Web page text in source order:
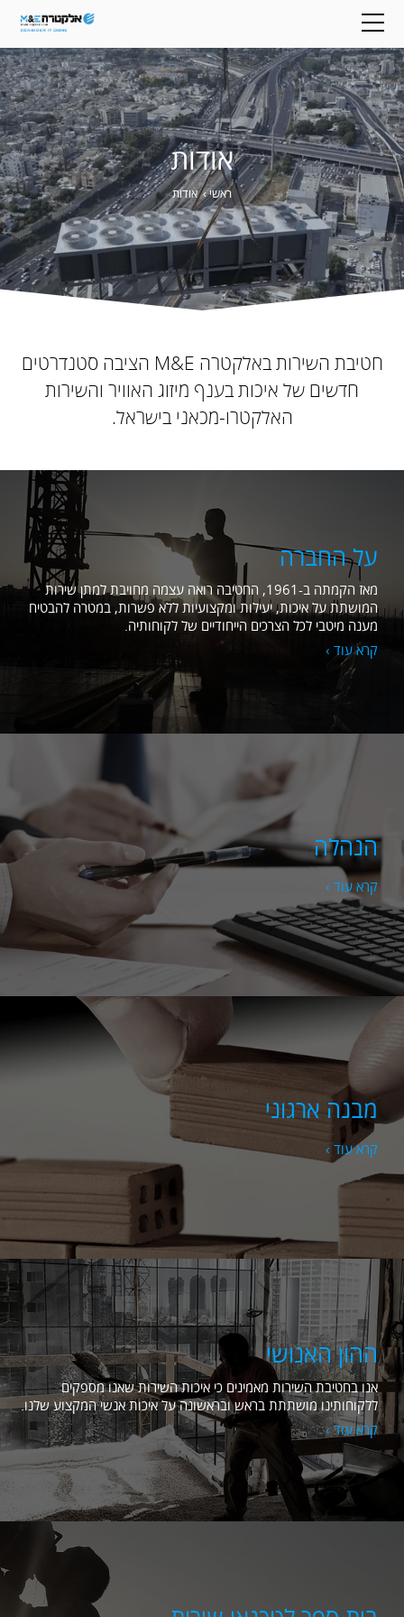
אודות
ראשי›אודות
חטיבת השירות באלקטרה M&E הציבה סטנדרטים
חדשים של איכות בענף מיזוג האוויר והשירות
האלקטרו-מכאני בישראל.
על החברה
מאז הקמתה ב-1961, החטיבה רואה עצמה מחויבת למתן שירות
המושתת על איכות, יעילות ומקצועיות ללא פשרות, במטרה להבטיח
מענה מיטבי לכל הצרכים הייחודיים של לקוחותיה.
קרא עוד ›
הנהלה
קרא עוד ›
מבנה ארגוני
קרא עוד ›
ההון האנושי
אנו בחטיבת השירות מאמינים כי איכות השירות שאנו מספקים
ללקוחותינו מושתתת בראש ובראשונה על איכות אנשי המקצוע שלנו.
קרא עוד ›